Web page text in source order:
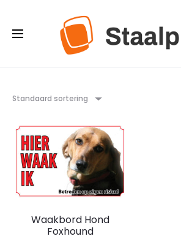
Standaard sortering
Waakbord Hond
Foxhound